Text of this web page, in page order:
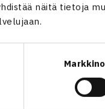
näitä tietoja